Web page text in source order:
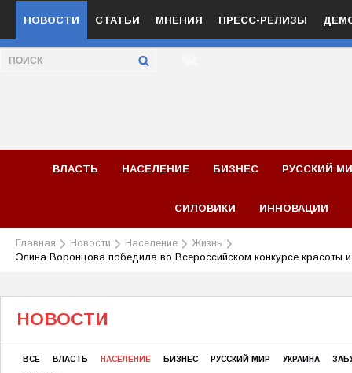
НОВОСТИ СТАТЬИ МНЕНИЯ ПРЕСС-РЕЛИЗЫ
ВЛАСТЬ НАСЕЛЕНИЕ БИЗНЕС РУССКИЙ
СИЛОВИКИ ИННОВАЦИИ
Главная Новости Население
Жизнь
Элина Воронцова победила во Всероссийском конкурсе красоты
НОВОСТИ
ВСЕ ВЛАСТЬ НАСЕЛЕНИЕ БИЗНЕС РУССКИЙ МИР УКРАИНА